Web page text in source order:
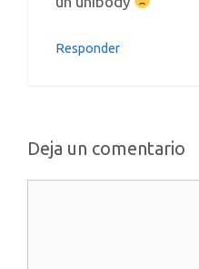
Responder
Deja un comentario